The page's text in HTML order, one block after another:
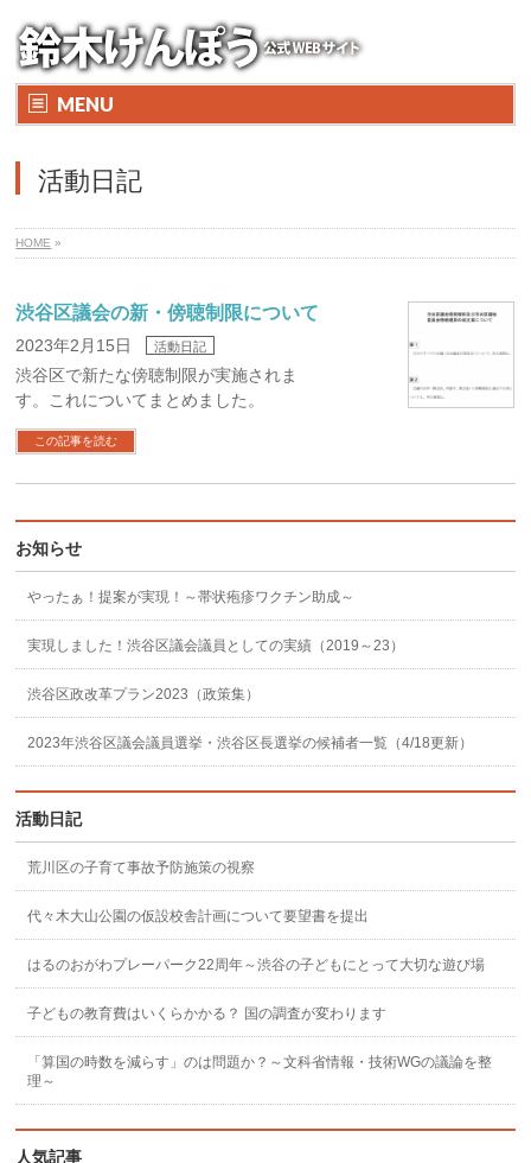
MENU
活動日記
HOME »
渋谷区議会の新・傍聴制限について
2023年2月15日 活動日記
渋谷区で新たな傍聴制限が実施されま
す。これについてまとめました。
この記事を読む
お知らせ
やったぁ！提案が実現！～帯状疱疹ワクチン助成～
実現しました！渋谷区議会議員としての実績（2019～23）
渋谷区政改革プラン2023（政策集）
2023年渋谷区議会議員選挙・渋谷区長選挙の候補者一覧（4/18更新）
活動日記
荒川区の子育て事故予防施策の視察
代々木大山公園の仮設校舎計画について要望書を提出
はるのおがわプレーパーク22周年～渋谷の子どもにとって大切な遊び場
子どもの教育費はいくらかかる？ 国の調査が変わります
「算国の時数を減らす」のは問題か？～文科省情報・技術WGの議論を整
理～
人気記事